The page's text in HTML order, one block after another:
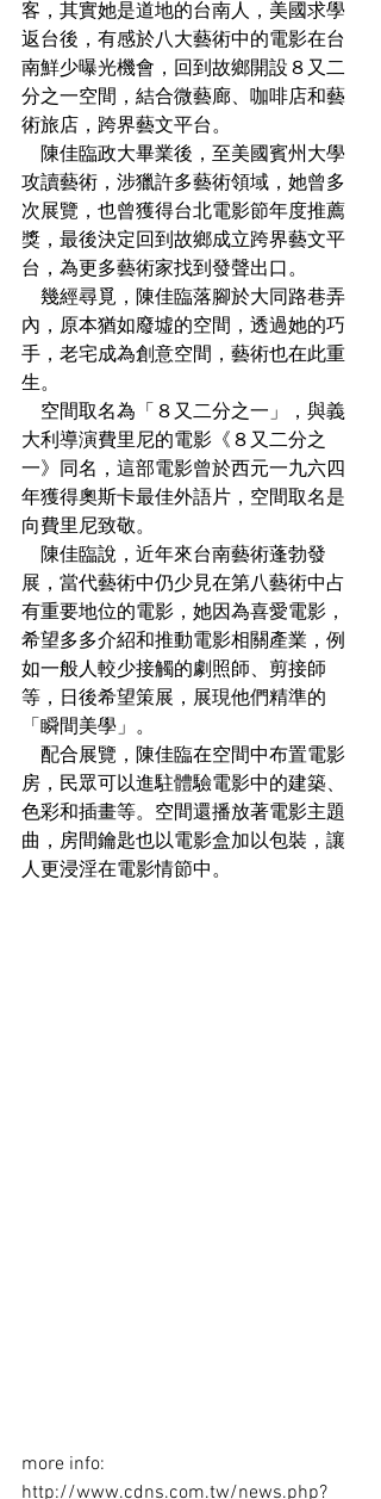
客，其實她是道地的台南人，美國求學
返台後，有感於八大藝術中的電影在台
南鮮少曝光機會，回到故鄉開設８又二
分之一空間，結合微藝廊、咖啡店和藝
術旅店，跨界藝文平台。
陳佳臨政大畢業後，至美國賓州大學
攻讀藝術，涉獵許多藝術領域，她曾多
次展覽，也曾獲得台北電影節年度推薦
獎，最後決定回到故鄉成立跨界藝文平
台，為更多藝術家找到發聲出口。
幾經尋覓，陳佳臨落腳於大同路巷弄
內，原本猶如廢墟的空間，透過她的巧
手，老宅成為創意空間，藝術也在此重
生。
空間取名為「８又二分之一」，與義
大利導演費里尼的電影《８又二分之
一》同名，這部電影曾於西元一九六四
年獲得奧斯卡最佳外語片，空間取名是
向費里尼致敬。
陳佳臨說，近年來台南藝術蓬勃發
展，當代藝術中仍少見在第八藝術中占
有重要地位的電影，她因為喜愛電影，
希望多多介紹和推動電影相關產業，例
如一般人較少接觸的劇照師、剪接師
等，日後希望策展，展現他們精準的
「瞬間美學」。
配合展覽，陳佳臨在空間中布置電影
房，民眾可以進駐體驗電影中的建築、
色彩和插畫等。空間還播放著電影主題
曲，房間鑰匙也以電影盒加以包裝，讓
人更浸淫在電影情節中。
more info:
http://www.cdns.com.tw/news.php?